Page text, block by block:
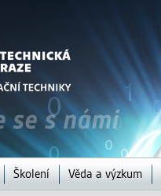
Školení Věda a výzkum